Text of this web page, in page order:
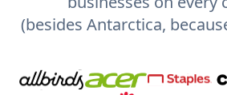
(besides Antarctica,